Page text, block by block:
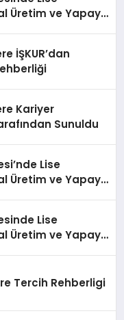
Üretim ve Yapay
İŞKUR’dan
Kariyer
Sunuldu
Lise
Üretim ve Yapay
Lise
Üretim ve Yapay
Tercih Rehberligi